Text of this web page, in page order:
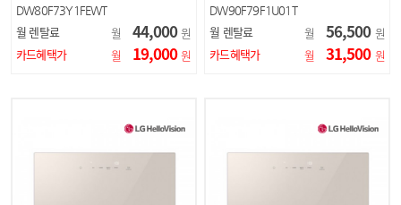
DW80F73Y1FEWT
월 렌탈료 월 44,000 원
카드혜택가
월 19,000 원
DW90F79F1U01T
월 렌탈료 월 56,500 원
카드혜택가
월 31,500 원